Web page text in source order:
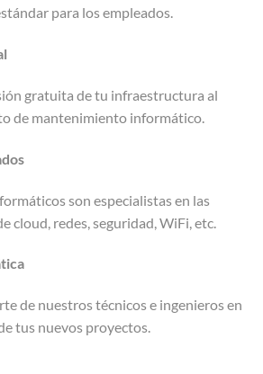
para los empleados.
gratuita de tu infraestructura al
de mantenimiento informático.
son especialistas en las
cloud, redes, seguridad, WiFi, etc.
de nuestros técnicos e ingenieros en
tus nuevos proyectos.